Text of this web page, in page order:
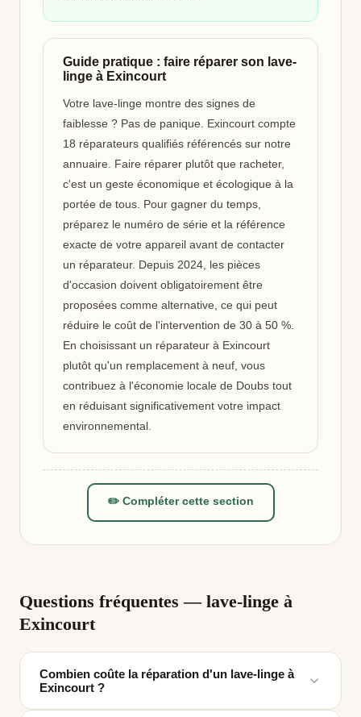
Guide pratique : faire réparer son lave-
linge à Exincourt
Votre lave-linge montre des signes de
faiblesse ? Pas de panique. Exincourt compte
18 réparateurs qualifiés référencés sur notre
annuaire. Faire réparer plutôt que racheter,
c'est un geste économique et écologique à la
portée de tous. Pour gagner du temps,
préparez le numéro de série et la référence
exacte de votre appareil avant de contacter
un réparateur. Depuis 2024, les pièces
d'occasion doivent obligatoirement être
proposées comme alternative, ce qui peut
réduire le coût de l'intervention de 30 à 50 %.
En choisissant un réparateur à Exincourt
plutôt qu'un remplacement à neuf, vous
contribuez à l'économie locale de Doubs tout
en réduisant significativement votre impact
environnemental.
✏️ Compléter cette section
Questions fréquentes — lave-linge à
Exincourt
Combien coûte la réparation d'un lave-linge à
Exincourt ?